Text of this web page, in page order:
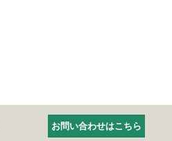
お問い合わせはこちら